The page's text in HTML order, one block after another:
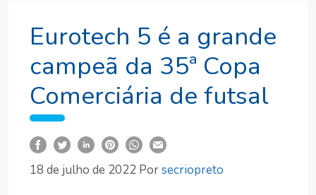
Eurotech 5 é a grande
campeã da 35ª Copa
Comerciária de futsal
18 de julho de 2022 Porsecriopreto